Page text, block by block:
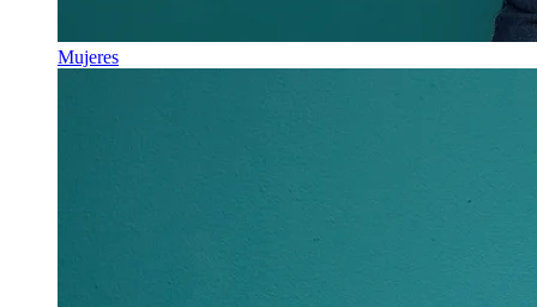
Mujeres